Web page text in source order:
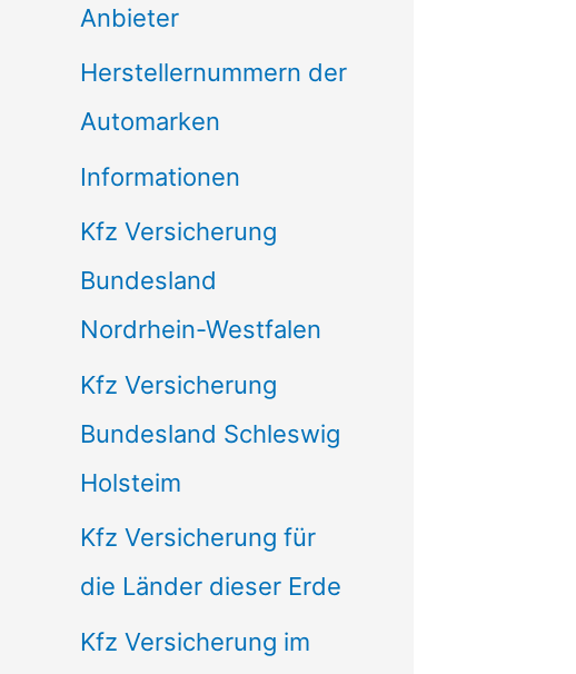
Anbieter
Herstellernummern der
Automarken
Informationen
Kfz Versicherung
Bundesland
Nordrhein-Westfalen
Kfz Versicherung
Bundesland Schleswig
Holsteim
Kfz Versicherung für
die Länder dieser Erde
Kfz Versicherung im